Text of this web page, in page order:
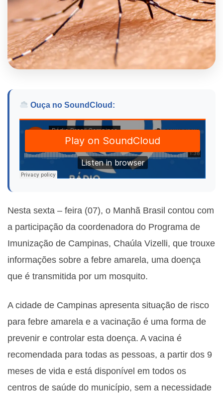
Ouça no SoundCloud:
Nesta sexta – feira (07), o Manhã Brasil contou com
a participação da coordenadora do Programa de
Imunização de Campinas, Chaúla Vizelli, que trouxe
informações sobre a febre amarela, uma doença
que é transmitida por um mosquito.
A cidade de Campinas apresenta situação de risco
para febre amarela e a vacinação é uma forma de
prevenir e controlar esta doença. A vacina é
recomendada para todas as pessoas, a partir dos 9
meses de vida e está disponível em todos os
centros de saúde do município, sem a necessidade